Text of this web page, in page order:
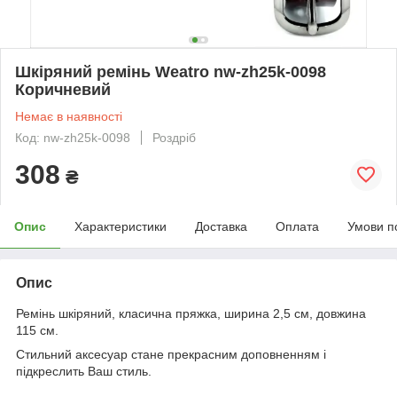
Шкіряний ремінь Weatro nw-zh25k-0098
Коричневий
Немає в наявності
Код: nw-zh25k-0098
Роздріб
308 ₴
Опис Характеристики Доставка Оплата Умови
Опис
Ремінь шкіряний, класична пряжка, ширина 2,5 см, довжина
115 см.
Стильний аксесуар стане прекрасним доповненням і
підкреслить Ваш стиль.